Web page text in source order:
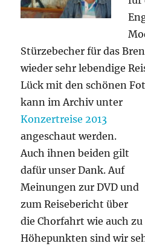
Stürzebecher für das
wieder sehr lebendige
Lück mit den schönen
kann im Archiv unter
Konzertreise 2013
angeschaut werden.
Auch ihnen beiden gilt
dafür unser Dank. Auf
Meinungen zur DVD und
zum Reisebericht über
die Chorfahrt wie auch
Höhepunkten sind wir